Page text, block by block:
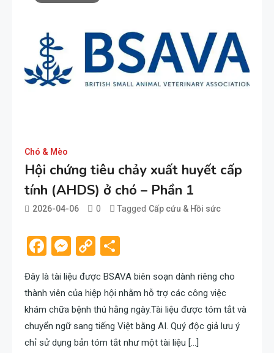
Chó & Mèo
Hội chứng tiêu chảy xuất huyết cấp
tính (AHDS) ở chó – Phần 1
2026-04-06
0 Tagged Cấp cứu & Hồi sức
Facebook
Messenger
Copy
Đây là tài liệu được BSAVA biên soạn dành riêng cho
thành viên của hiệp hội nhằm hỗ trợ các công việc
khám chữa bệnh thú hằng ngày.Tài liệu được tóm tắt và
chuyển ngữ sang tiếng Việt bằng AI. Quý độc giả lưu ý
chỉ sử dụng bản tóm tắt như một tài liệu […]